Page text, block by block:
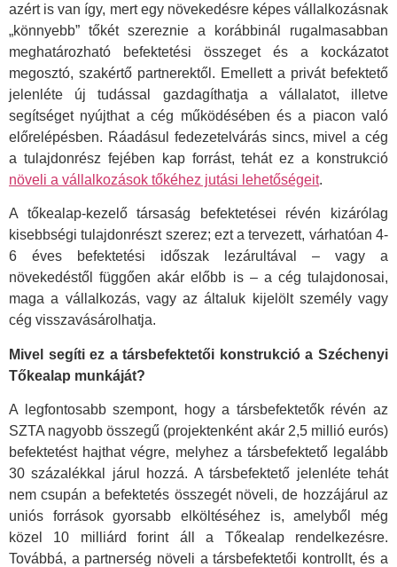
azért is van így, mert egy növekedésre képes vállalkozásnak
„könnyebb” tőkét szereznie a korábbinál rugalmasabban
meghatározható befektetési összeget és a kockázatot
megosztó, szakértő partnerektől. Emellett a privát befektető
jelenléte új tudással gazdagíthatja a vállalatot, illetve
segítséget nyújthat a cég működésében és a piacon való
előrelépésben. Ráadásul fedezetelvárás sincs, mivel a cég
a tulajdonrész fejében kap forrást, tehát ez a konstrukció
növeli a vállalkozások tőkéhez jutási lehetőségeit.
A tőkealap-kezelő társaság befektetései révén kizárólag
kisebbségi tulajdonrészt szerez; ezt a tervezett, várhatóan 4-
6 éves befektetési időszak lezárultával – vagy a
növekedéstől függően akár előbb is – a cég tulajdonosai,
maga a vállalkozás, vagy az általuk kijelölt személy vagy
cég visszavásárolhatja.
Mivel segíti ez a társbefektetői konstrukció a Széchenyi
Tőkealap munkáját?
A legfontosabb szempont, hogy a társbefektetők révén az
SZTA nagyobb összegű (projektenként akár 2,5 millió eurós)
befektetést hajthat végre, melyhez a társbefektető legalább
30 százalékkal járul hozzá. A társbefektető jelenléte tehát
nem csupán a befektetés összegét növeli, de hozzájárul az
uniós források gyorsabb elköltéséhez is, amelyből még
közel 10 milliárd forint áll a Tőkealap rendelkezésre.
Továbbá, a partnerség növeli a társbefektetői kontrollt, és a